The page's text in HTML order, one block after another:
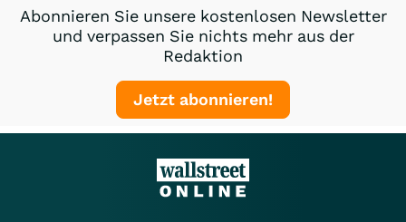
Abonnieren Sie unsere kostenlosen Newsletter
und verpassen Sie nichts mehr aus der
Redaktion
Jetzt abonnieren!